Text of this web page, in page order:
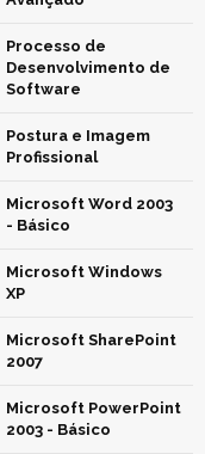
Processo de
Desenvolvimento de
Software
Postura e Imagem
Profissional
Microsoft Word 2003
- Básico
Microsoft Windows
XP
Microsoft SharePoint
2007
Microsoft PowerPoint
2003 - Básico